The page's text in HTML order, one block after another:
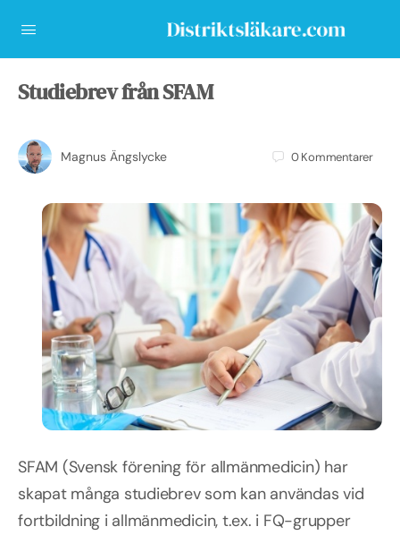
Studiebrev från SFAM
Magnus Ängslycke 0Kommentarer
SFAM (Svensk förening för allmänmedicin) har
skapat många studiebrev som kan användas vid
fortbildning i allmänmedicin, t.ex. i FQ-grupper